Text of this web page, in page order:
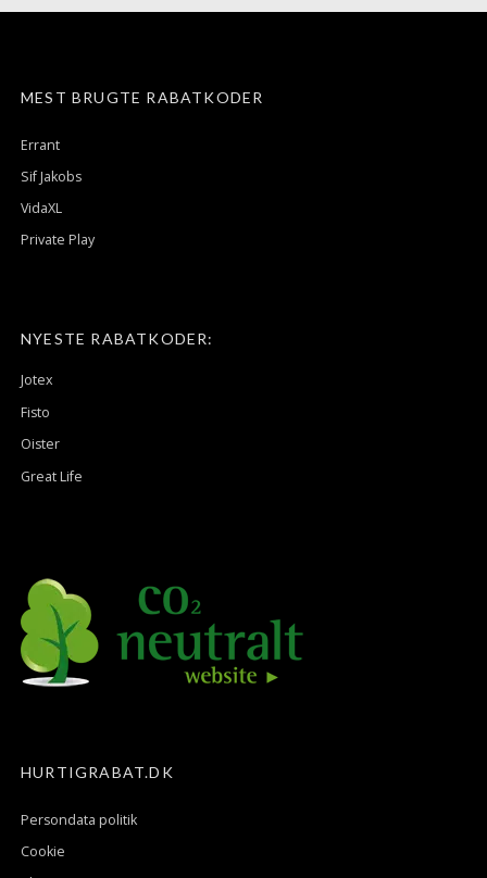
MEST BRUGTE RABATKODER
Errant
Sif Jakobs
VidaXL
Private Play
NYESTE RABATKODER:
Jotex
Fisto
Oister
Great Life
HURTIGRABAT.DK
Persondata politik
Cookie